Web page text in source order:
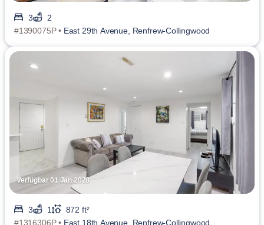
3
2
#1390075P • East 29th Avenue, Renfrew-Collingwood
Verfügbar 01 Jan 2028
3 1
872 ft²
#1316306P • East 18th Avenue, Renfrew-Collingwood